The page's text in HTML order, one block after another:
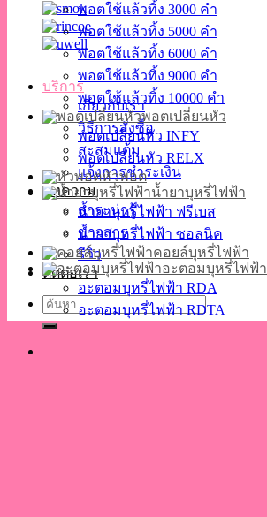
บริการ
เกี่ยวกับเรา
วิธีการสั่งซื้อ
สะสมแต้ม
แจ้งการชำระเงิน
บทความ
สาระน่ารู้
ข่าวสาร
รีวิว
ติดต่อเรา
ค้นหา:
พอตใช้แล้วทิ้ง 3000 คำ
พอตใช้แล้วทิ้ง 5000 คำ
พอตใช้แล้วทิ้ง 6000 คำ
พอตใช้แล้วทิ้ง 9000 คำ
พอตใช้แล้วทิ้ง 10000 คำ
พอตเปลี่ยนหัว
พอตเปลี่ยนหัว INFY
พอตเปลี่ยนหัว RELX
หัวพอต
น้ำยาบุหรี่ไฟฟ้า
น้ำยาบุหรี่ไฟฟ้า ฟรีเบส
น้ำยาบุหรี่ไฟฟ้า ซอลนิค
คอยล์บุหรี่ไฟฟ้า
อะตอมบุหรี่ไฟฟ้า
อะตอมบุหรี่ไฟฟ้า RDA
อะตอมบุหรี่ไฟฟ้า RDTA